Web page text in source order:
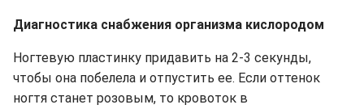
Диагностика снабжения организма кислородом
Ногтевую пластинку придавить на 2-3 секунды,
чтобы она побелела и отпустить ее. Если оттенок
ногтя станет розовым, то кровоток в